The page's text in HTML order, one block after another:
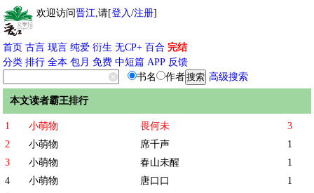
欢迎访问晋江,请[登入/注册]
首页 古言 现言 纯爱 衍生 无CP+ 百合 完结
分类 排行 全本 包月 免费 中短篇 APP 反馈
书名
作者 高级搜索
本文读者霸王排行
1 小萌物 畏何未
3
2
小萌物 席千声
1
3
小萌物 春山未醒
1
4
小萌物 唐口口
1